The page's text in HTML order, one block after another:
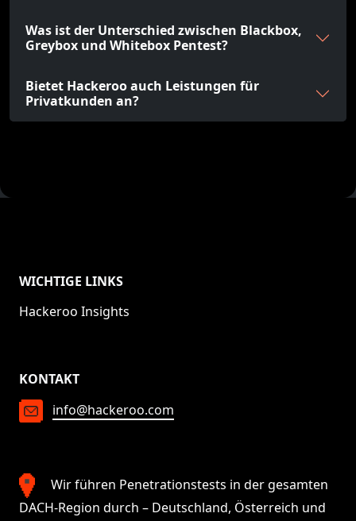
Was ist der Unterschied zwischen Blackbox,
Greybox und Whitebox Pentest?
Bietet Hackeroo auch Leistungen für
Privatkunden an?
WICHTIGE LINKS
Hackeroo Insights
KONTAKT
info@hackeroo.com
Wir führen Penetrationstests in der gesamten
DACH-Region durch – Deutschland, Österreich und